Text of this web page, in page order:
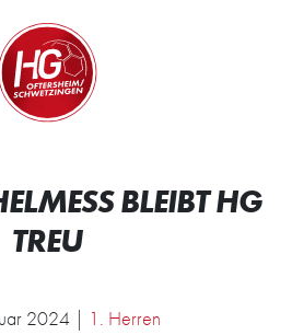
Zur Startseite
BLEIBT HG T
REU
2024 | 1. Herren